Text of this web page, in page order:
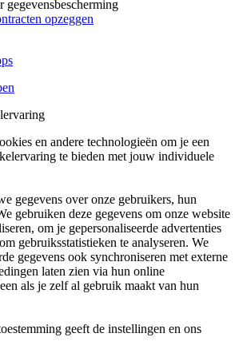
gegevensbescherming
opzeggen
en andere technologieën om je een
te bieden met jouw individuele
gegevens over onze gebruikers, hun
gebruiken deze gegevens om onze website
om je gepersonaliseerde advertenties
gebruiksstatistieken te analyseren. We
gegevens ook synchroniseren met externe
laten zien via hun online
als je zelf al gebruik maakt van hun
geeft de instellingen en ons